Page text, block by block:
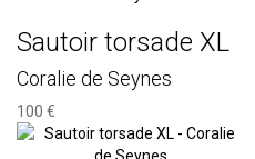
Sautoir torsade XL
Coralie de Seynes
100 €